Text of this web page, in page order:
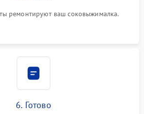
ремонтируют ваш соковыжималка.
6. Готово